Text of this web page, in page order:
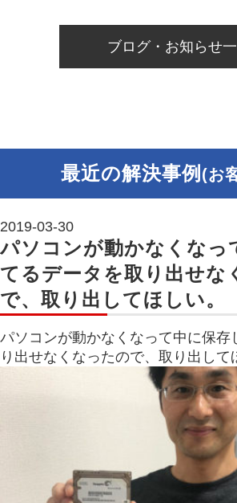
ブログ・お知らせ
最近の解決事例 (お
2019-03-30
パソコンが動かなくなっ
てるデータを取り出せな
で、取り出してほしい。
パソコンが動かなくなって中に保存
り出せなくなったので、取り出して